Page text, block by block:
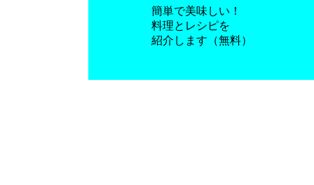
簡単で美味しい！
料理とレシピを
紹介します（無料）